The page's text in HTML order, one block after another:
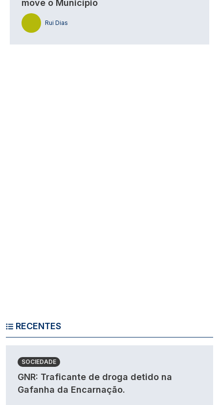
move o Município
Rui Dias
RECENTES
SOCIEDADE
GNR: Traficante de droga detido na
Gafanha da Encarnação.